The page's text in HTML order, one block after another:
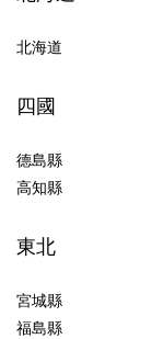
北海道
四國
德島縣
高知縣
東北
宮城縣
福島縣